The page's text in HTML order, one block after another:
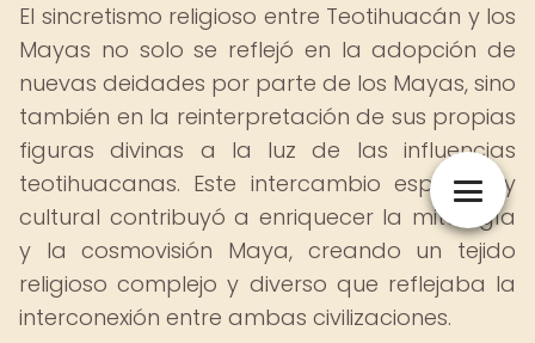
El sincretismo religioso entre Teotihuacán y los
Mayas no solo se reflejó en la adopción de
nuevas deidades por parte de los Mayas, sino
también en la reinterpretación de sus propias
figuras divinas a la luz de las influencias
teotihuacanas. Este intercambio espiritual y
cultural contribuyó a enriquecer la mitología
y la cosmovisión Maya, creando un tejido
religioso complejo y diverso que reflejaba la
interconexión entre ambas civilizaciones.